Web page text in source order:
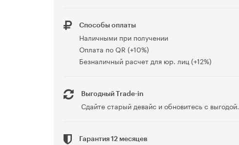
Способы оплаты
Наличными при получении
Оплата по QR (+10%)
Безналичный расчет для юр. лиц (+12%)
Выгодный Trade-in
Сдайте старый девайс и обновитесь с выгодой.
Гарантия 12 месяцев